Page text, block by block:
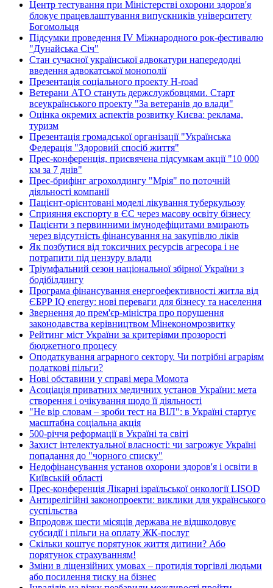
Центр тестування при Міністерстві охорони здоров'я
блокує працевлаштування випускників університету
Богомольця
Підсумки проведення IV Міжнародного рок-фестивалю
"Дунайська Січ"
Стан сучасної української адвокатури напередодні
введення адвокатської монополії
Презентація соціального проекту H-road
Ветерани АТО стануть держслужбовцями. Старт
всеукраїнського проекту "За ветеранів до влади"
Оцінка окремих аспектів розвитку Києва: реклама,
туризм
Презентація громадської організації "Українська
Федерація "Здоровий спосіб життя"
Прес-конференція, присвячена підсумкам акції "10 000
км за 7 днів"
Прес-брифінг агрохолдингу "Мрія" по поточній
діяльності компанії
Пацієнт-орієнтовані моделі лікування туберкульозу
Сприяння експорту в ЄС через масову освіту бізнесу
Пацієнти з первинними імунодефіцитами вмирають
через відсутність фінансування на закупівлю ліків
Як позбутися від токсичних ресурсів агресора і не
потрапити під цензуру влади
Тріумфальний сезон національної збірної України з
бодібілдингу
Програма фінансування енергоефективності житла від
ЄБРР IQ energy: нові переваги для бізнесу та населення
Звернення до прем'єр-міністра про порушення
законодавства керівництвом Мінекономрозвитку
Рейтинг міст України за критеріями прозорості
бюджетного процесу
Оподаткування аграрного сектору. Чи потрібні аграріям
податкові пільги?
Нові обставини у справі мера Момота
Асоціація приватних медичних установ України: мета
створення і очікування щодо її діяльності
"Не вір словам – зроби тест на ВІЛ": в Україні стартує
масштабна соціальна акція
500-річчя реформації в Україні та світі
Захист інтелектуальної власності: чи загрожує Україні
попадання до "чорного списку"
Недофінансування установ охорони здоров'я і освіти в
Київській області
Прес-конференція Лікарні ізраїльської онкології LISOD
Антирелігійні законопроекти: виклики для українського
суспільства
Впродовж шести місяців держава не відшкодовує
субсидії і пільги на оплату ЖК-послуг
Скільки коштує порятунок життя дитини? Або
порятунок страхуванням!
Зміни в ліцензійних умовах – протидія торгівлі людьми
або посилення тиску на бізнес